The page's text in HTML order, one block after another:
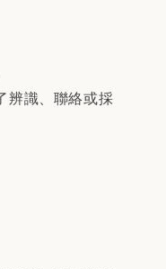
辨識、聯絡或採